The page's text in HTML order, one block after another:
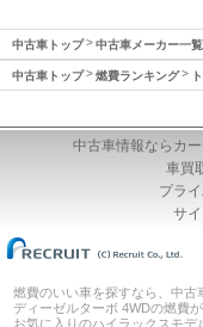
中古車トップ 中古車メーカー一覧
中古車トップ 燃費ランキング
中古車情報ならカ
車買
プラ
サ
燃費のいい車を探すなら、中
ディーゼルターボ 4WDの燃費が
お気に入りのハイラックスモ